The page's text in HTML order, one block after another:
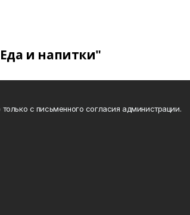
и напитки"
с письменного согласия администрации.